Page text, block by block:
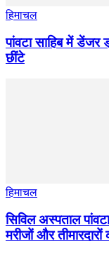
हिमाचल
पांवटा साहिब में डेंजर
छींटे
हिमाचल
सिविल अस्पताल
मरीजों और तीमारदारों